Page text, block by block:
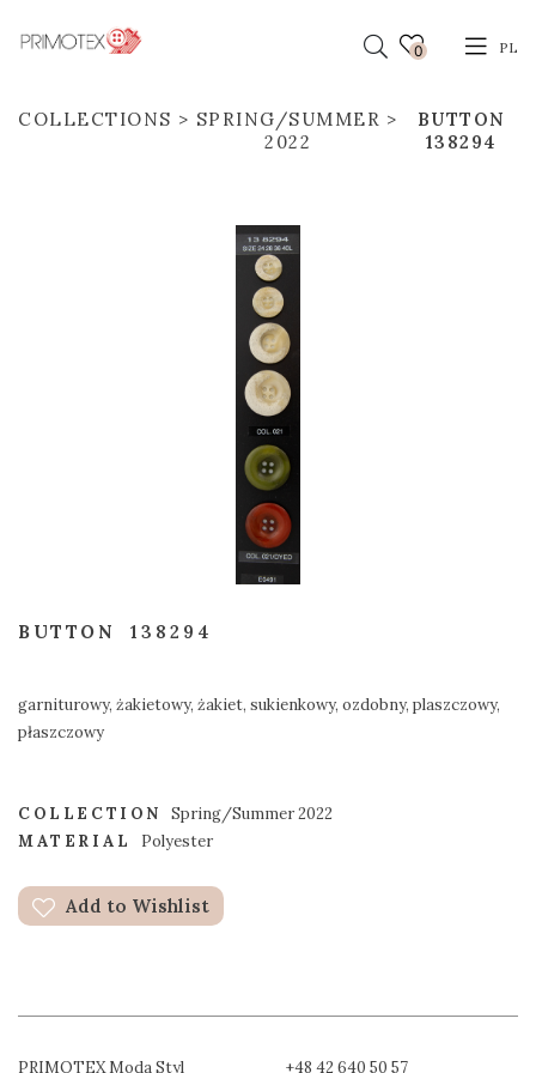
0 PL
COLLECTIONS
SPRING/SUMMER
2022
BUTTON
138294
BUTTON 138294
garniturowy, żakietowy, żakiet, sukienkowy, ozdobny, plaszczowy,
płaszczowy
COLLECTION
Spring/Summer 2022
MATERIAL
Polyester
Add to Wishlist
PRIMOTEX Moda Styl +48 42 640 50 57